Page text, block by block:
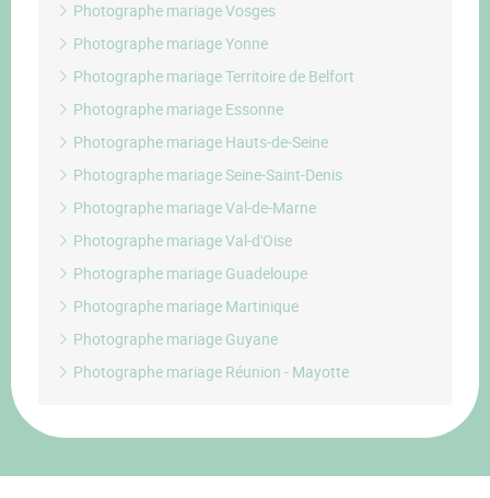
Photographe mariage Vosges
Photographe mariage Yonne
Photographe mariage Territoire de Belfort
Photographe mariage Essonne
Photographe mariage Hauts-de-Seine
Photographe mariage Seine-Saint-Denis
Photographe mariage Val-de-Marne
Photographe mariage Val-d'Oise
Photographe mariage Guadeloupe
Photographe mariage Martinique
Photographe mariage Guyane
Photographe mariage Réunion - Mayotte